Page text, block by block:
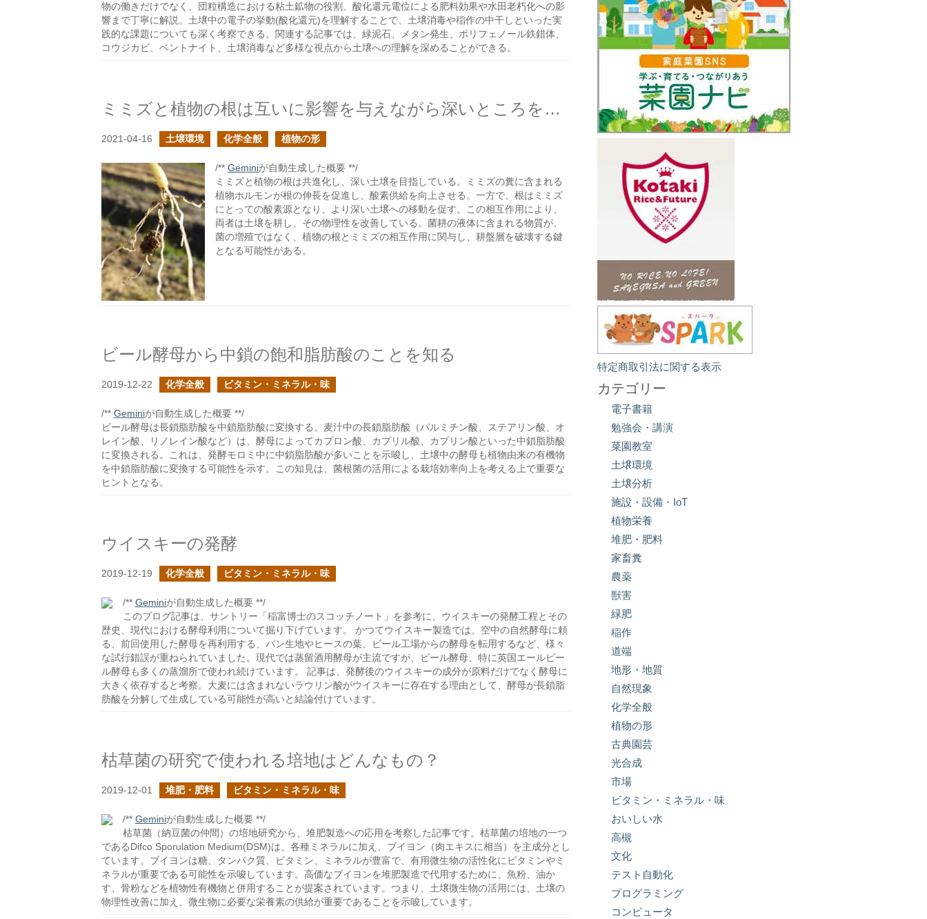
物の働きだけでなく、団粒構造における粘土鉱物の役割、酸化還元電位による肥料効果や水田老朽化への影
響まで丁寧に解説。土壌中の電子の挙動(酸化還元)を理解することで、土壌消毒や稲作の中干しといった実
践的な課題についても深く考察できる。関連する記事では、緑泥石、メタン発生、ポリフェノール鉄錯体、
コウジカビ、ベントナイト、土壌消毒など多様な視点から土壌への理解を深めることができる。
ミミズと植物の根は互いに影響を与えながら深いところを目指す
2021-04-16 土壌環境 化学全般 植物の形
/** Geminiが自動生成した概要 **/
ミミズと植物の根は共進化し、深い土壌を目指している。ミミズの糞に含まれる
植物ホルモンが根の伸長を促進し、酸素供給を向上させる。一方で、根はミミズ
にとっての酸素源となり、より深い土壌への移動を促す。この相互作用により、
両者は土壌を耕し、その物理性を改善している。菌耕の液体に含まれる物質が、
菌の増殖ではなく、植物の根とミミズの相互作用に関与し、耕盤層を破壊する鍵
となる可能性がある。
ビール酵母から中鎖の飽和脂肪酸のことを知る
2019-12-22 化学全般 ビタミン・ミネラル・味
/** Geminiが自動生成した概要 **/
ビール酵母は長鎖脂肪酸を中鎖脂肪酸に変換する。麦汁中の長鎖脂肪酸（パルミチン酸、ステアリン酸、オ
レイン酸、リノレイン酸など）は、酵母によってカプロン酸、カプリル酸、カプリン酸といった中鎖脂肪酸
に変換される。これは、発酵モロミ中に中鎖脂肪酸が多いことを示唆し、土壌中の酵母も植物由来の有機物
を中鎖脂肪酸に変換する可能性を示す。この知見は、菌根菌の活用による栽培効率向上を考える上で重要な
ヒントとなる。
ウイスキーの発酵
2019-12-19 化学全般 ビタミン・ミネラル・味
/** Geminiが自動生成した概要 **/
このブログ記事は、サントリー「稲富博士のスコッチノート」を参考に、ウイスキーの発酵工程とその
歴史、現代における酵母利用について掘り下げています。 かつてウイスキー製造では、空中の自然酵母に頼
る、前回使用した酵母を再利用する、パン生地やヒースの葉、ビール工場からの酵母を転用するなど、様々
な試行錯誤が重ねられていました。現代では蒸留酒用酵母が主流ですが、ビール酵母、特に英国エールビー
ル酵母も多くの蒸溜所で使われ続けています。 記事は、発酵後のウイスキーの成分が原料だけでなく酵母に
大きく依存すると考察。大麦には含まれないラウリン酸がウイスキーに存在する理由として、酵母が長鎖脂
肪酸を分解して生成している可能性が高いと結論付けています。
枯草菌の研究で使われる培地はどんなもの？
2019-12-01 堆肥・肥料 ビタミン・ミネラル・味
/** Geminiが自動生成した概要 **/
枯草菌（納豆菌の仲間）の培地研究から、堆肥製造への応用を考察した記事です。枯草菌の培地の一つ
であるDifco Sporulation Medium(DSM)は、各種ミネラルに加え、ブイヨン（肉エキスに相当）を主成分とし
ています。ブイヨンは糖、タンパク質、ビタミン、ミネラルが豊富で、有用微生物の活性化にビタミンやミ
ネラルが重要である可能性を示唆しています。高価なブイヨンを堆肥製造で代用するために、魚粉、油か
す、骨粉などを植物性有機物と併用することが提案されています。つまり、土壌微生物の活用には、土壌の
物理性改善に加え、微生物に必要な栄養素の供給が重要であることを示唆しています。
特定商取引法に関する表示
カテゴリー
電子書籍
勉強会・講演
菜園教室
土壌環境
土壌分析
施設・設備・IoT
植物栄養
堆肥・肥料
家畜糞
農薬
獣害
緑肥
稲作
道端
地形・地質
自然現象
化学全般
植物の形
古典園芸
光合成
市場
ビタミン・ミネラル・味
おいしい水
高槻
文化
テスト自動化
プログラミング
コンピュータ